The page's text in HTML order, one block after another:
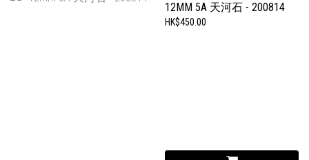
12MM 5A 天河石 - 200814
HK$450.00